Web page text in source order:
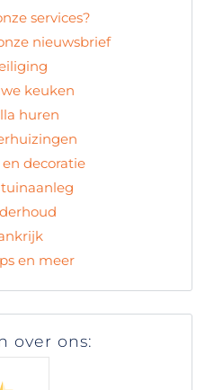
services?
nieuwsbrief
keuken
huren
decoratie
en meer
over ons: